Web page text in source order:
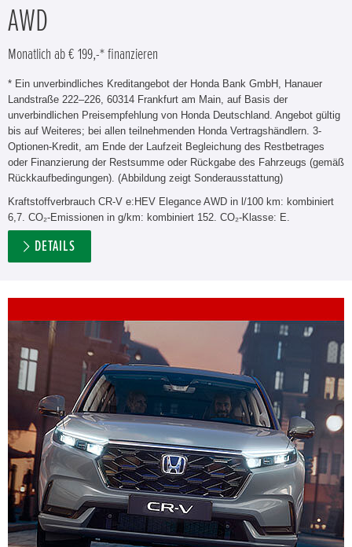
AWD
Monatlich ab € 199,-* finanzieren
* Ein unverbindliches Kreditangebot der Honda Bank GmbH, Hanauer
Landstraße 222–226, 60314 Frankfurt am Main, auf Basis der
unverbindlichen Preisempfehlung von Honda Deutschland. Angebot gültig
bis auf Weiteres; bei allen teilnehmenden Honda Vertragshändlern. 3-
Optionen-Kredit, am Ende der Laufzeit Begleichung des Restbetrages
oder Finanzierung der Restsumme oder Rückgabe des Fahrzeugs (gemäß
Rückkaufbedingungen). (Abbildung zeigt Sonderausstattung)
Kraftstoffverbrauch CR-V e:HEV Elegance AWD in l/100 km: kombiniert
6,7. CO₂-Emissionen in g/km: kombiniert 152. CO₂-Klasse: E.
DETAILS